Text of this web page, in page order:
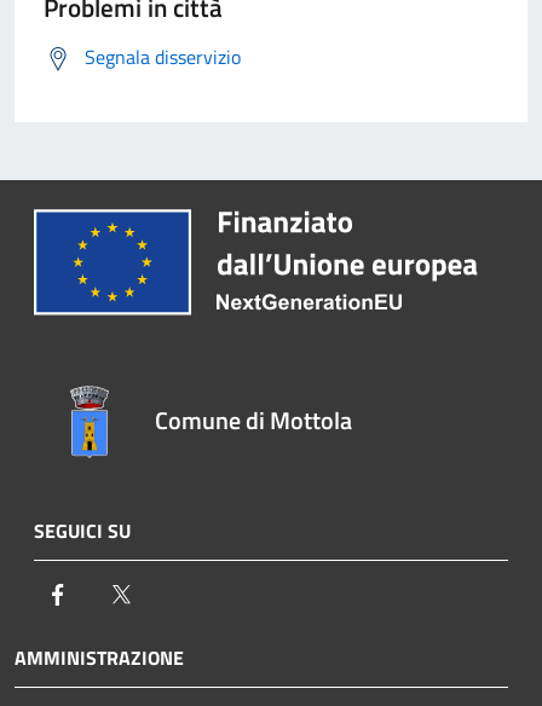
Segnala disservizio
Comune di Mottola
SEGUICI SU
Facebook
AMMINISTRAZIONE